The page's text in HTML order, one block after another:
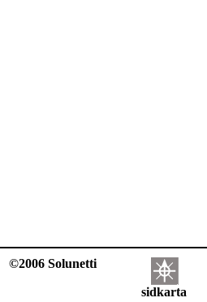
©2006 Solunetti
sidkarta